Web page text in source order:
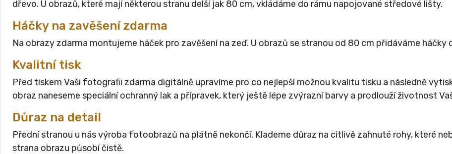
dřevo. U obrazů, které mají některou stranu delší jak 80 cm, vkládáme do rámu napojované středové lišty.
Háčky na zavěšení zdarma
Na obrazy zdarma montujeme háček pro zavěšení na zeď. U obrazů se stranou od 80 cm přidáváme háčky
Kvalitní tisk
Před tiskem Vaši fotografii zdarma digitálně upravíme pro co nejlepší možnou kvalitu tisku a následně
obraz naneseme speciální ochranný lak a přípravek, který ještě lépe zvýrazní barvy a prodlouží životnost
Důraz na detail
Přední stranou u nás výroba fotoobrazů na plátně nekončí. Klademe důraz na citlivě zahnuté rohy, které
strana obrazu působí čistě.